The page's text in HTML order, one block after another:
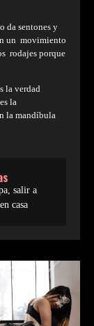
da sentones y
un movimiento
rodajes porque
la verdad
la
la mandíbula
salir a
casa